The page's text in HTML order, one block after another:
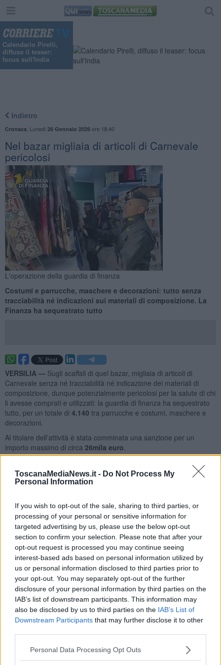
ToscanaMediaNews.it - Do Not Process My
Personal Information
If you wish to opt-out of the sale, sharing to third parties, or
processing of your personal or sensitive information for
targeted advertising by us, please use the below opt-out
section to confirm your selection. Please note that after your
opt-out request is processed you may continue seeing
interest-based ads based on personal information utilized by
us or personal information disclosed to third parties prior to
your opt-out. You may separately opt-out of the further
disclosure of your personal information by third parties on the
IAB’s list of downstream participants. This information may
also be disclosed by us to third parties on the IAB’s List of
Downstream Participants that may further disclose it to other
Personal Data Processing Opt Outs
Calendario Pirelli,
diffuso il teaser:
focus sull'India
Indietro
Cronaca Lunedì 26 Gennaio 2026ore 18:40
Nel bazar migliaia di articoli di Carnevale
pericolosi
L'operazione della guardia di finanza
Costumi e parrucche, maschere e decorazioni: tutto senza
tracciabilità né indicazioni sui materiali di composizione. La
Finanza ha sequestrato tutto
VERSILIA — Sugli scaffali di quel bazar, migliaia di articoli di
Carnevale senza né tracciabilità né indicazione dei materiali di
composizione, dunque potenzialmente pericolosi per la salute di chi
li avesse comprati e utilizzati: la guardia di finanza ha sequestrato
tutto, per un totale di 4.140 tra parrucche e costumi, maschere e
decorazioni.
Al titolare dell’attività è stata comminata una sanzione per un
importo massimo di circa 26mila euro
occasione degli eventi legati al Carnevale, maneggiano questo tipo
di prodotti, a volte anche sottraendosi alla supervisione degli
adulti", spiega una nota delle Fiamme Gialle.
Il valore della merce priva dei requisiti minimi richiesti dal codice del
consumo, posta sotto sequestro dai finanzieri del comando
provinciale di Lucca col gruppo di Viareggio, è stato stimato sugli
8.000 euro. Il materiale verrà avviato a confisca per poi essere
distrutto.
"Particolare attenzione è stata posta alla vendita dellebombolette
spray, per le quali le Fiamme Gialle hanno riscontrato la violazione
della specifica normativa comunitaria inerente alle informazioni in
materia di risposta di emergenza sanitaria, che prevedono, tra
la Finanza in una nota.